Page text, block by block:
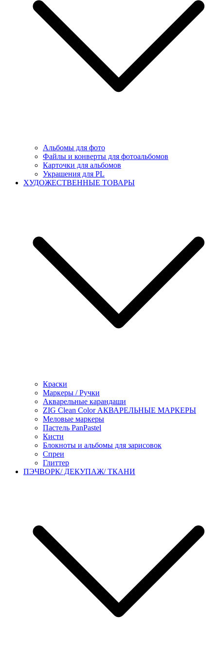
Альбомы для фото
Файлы и конверты для фотоальбомов
Карточки для альбомов
Украшения для PL
ХУДОЖЕСТВЕННЫЕ ТОВАРЫ
Краски
Маркеры / Ручки
Акварельные карандаши
ZIG Clean Color АКВАРЕЛЬНЫЕ МАРКЕРЫ
Меловые маркеры
Пастель PanPastel
Кисти
Блокноты и альбомы для зарисовок
Спреи
Глиттер
ПЭЧВОРК/ ДЕКУПАЖ/ ТКАНИ